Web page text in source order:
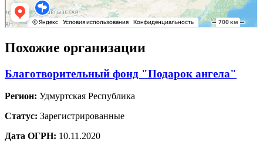
Похожие организации
Благотворительный фонд "Подарок ангела"
Регион: Удмуртская Республика
Статус: Зарегистрированные
Дата ОГРН: 10.11.2020